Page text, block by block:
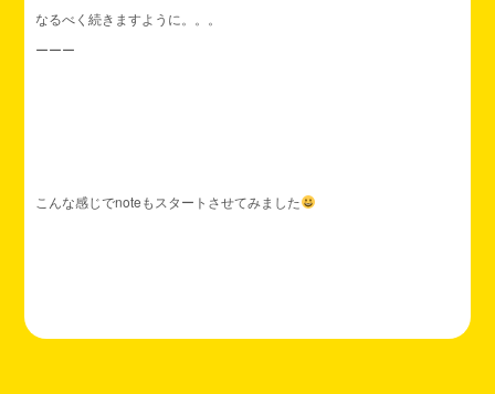
なるべく続きますように。。。
ーーー
こんな感じでnoteもスタートさせてみました